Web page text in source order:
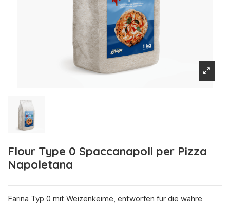
Flour Type 0 Spaccanapoli per Pizza
Napoletana
Farina Typ 0 mit Weizenkeime, entworfen für die wahre